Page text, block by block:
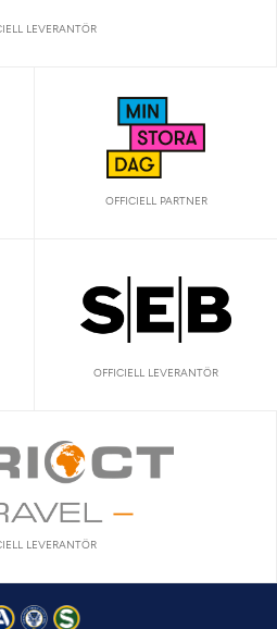
LEVERANTÖR
OFFICIELL PARTNER
OFFICIELL LEVERANTÖR
LEVERANTÖR